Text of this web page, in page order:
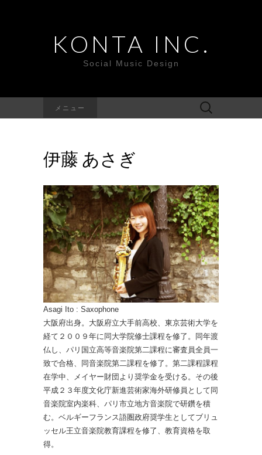
KONTA INC.
Social Music Design
メニュー
検
索:
伊藤 あさぎ
Asagi Ito : Saxophone
大阪府出身。大阪府立大手前高校、東京芸術大学を
経て２００９年に同大学院修士課程を修了。同年渡
仏し、パリ国立高等音楽院第二課程に審査員全員一
致で合格、同音楽院第二課程を修了。第二課程課程
在学中、メイヤー財団より奨学金を受ける。その後
平成２３年度文化庁新進芸術家海外研修員として同
音楽院室内楽科、パリ市立地方音楽院で研鑽を積
む。ベルギーフランス語圏政府奨学生としてブリュ
ッセル王立音楽院教育課程を修了、教育資格を取
得。